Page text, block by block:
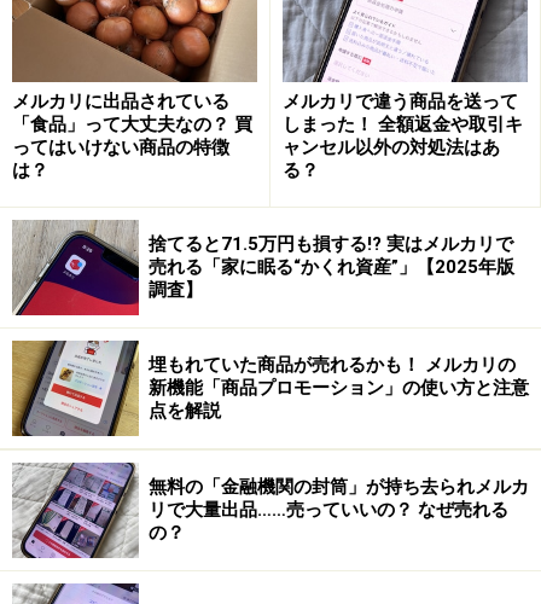
カリに新規登録をすると、
招待した人とされた人の両方
が500円分のポイントがもらえます。1人につき500ポイ
ントで招待する人数に制限はありません。
ここでもらったポイントの
有効期限は、獲得日を含めて
使いましょう。
メルカリの招待コードを後から入力するこ
とはできない
登録時に招待コードの入力をせず、後から気づいてコー
ドを入れ直す……ということはできません。どうしても招
待コードを利用したい場合は、一度退会をして、再度ア
カウント登録する必要があります。しかし招待ポイント
をもらうには、一度も登録したことがない電話番号やメ
ールアドレスで行なわなければなりません。
メルカリに出品されている
「食品」って大丈夫なの？ 買
ってはいけない商品の特徴
は？
メルカリで違う商品を送って
しまった！ 全額返金や取引キ
ャンセル以外の対処法はあ
る？
捨てると71.5万円も損する!? 実はメルカリで
売れる「家に眠る“かくれ資産”」【2025年版
調査】
埋もれていた商品が売れるかも！ メルカリの
新機能「商品プロモーション」の使い方と注意
点を解説
無料の「金融機関の封筒」が持ち去られメルカ
リで大量出品……売っていいの？ なぜ売れる
の？